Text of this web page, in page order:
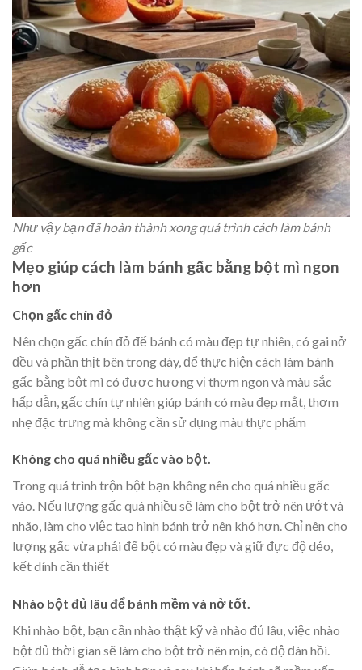
Như vậy bạn đã hoàn thành xong quá trình cách làm bánh
gấc
Mẹo giúp cách làm bánh gấc bằng bột mì ngon
hơn
Chọn gấc chín đỏ
Nên chọn gấc chín đỏ để bánh có màu đẹp tự nhiên, có gai nở
đều và phần thịt bên trong dày, để thực hiện cách làm bánh
gấc bằng bột mì có được hương vị thơm ngon và màu sắc
hấp dẫn, gấc chín tự nhiên giúp bánh có màu đẹp mắt, thơm
nhẹ đặc trưng mà không cần sử dụng màu thực phẩm
Không cho quá nhiều gấc vào bột.
Trong quá trình trộn bột bạn không nên cho quá nhiều gấc
vào. Nếu lượng gấc quá nhiều sẽ làm cho bột trở nên ướt và
nhão, làm cho việc tạo hình bánh trở nên khó hơn. Chỉ nên cho
lượng gấc vừa phải để bột có màu đẹp và giữ đực độ dẻo,
kết dính cần thiết
Nhào bột đủ lâu để bánh mềm và nở tốt.
Khi nhào bột, bạn cần nhào thật kỹ và nhào đủ lâu, việc nhào
bột đủ thời gian sẽ làm cho bột trở nên mịn, có độ đàn hồi.